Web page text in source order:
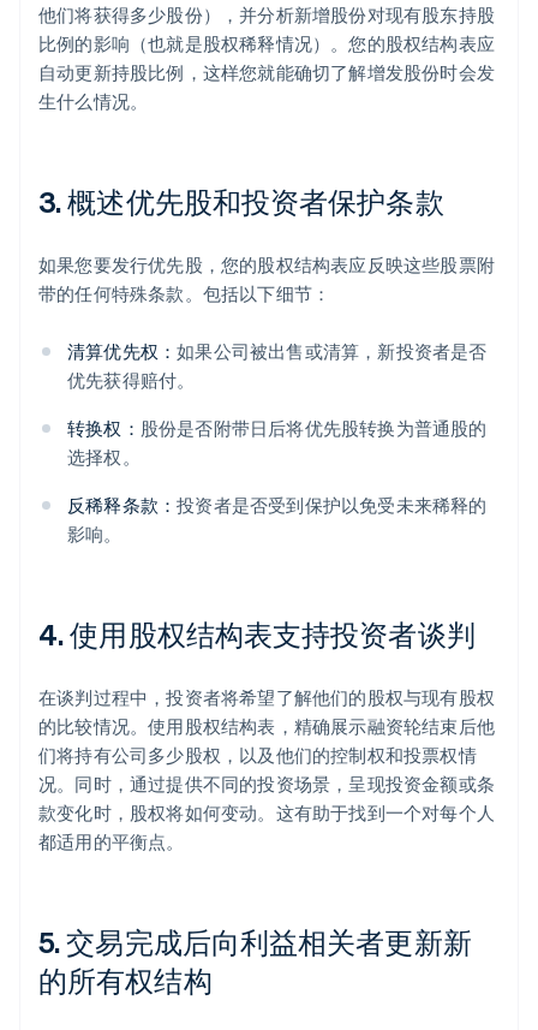
他们将获得多少股份），并分析新增股份对现有股东持股
比例的影响（也就是股权稀释情况）。您的股权结构表应
自动更新持股比例，这样您就能确切了解增发股份时会发
生什么情况。
3. 概述优先股和投资者保护条款
如果您要发行优先股，您的股权结构表应反映这些股票附
带的任何特殊条款。包括以下细节：
清算优先权：如果公司被出售或清算，新投资者是否
优先获得赔付。
转换权： 股份是否附带日后将优先股转换为普通股的
选择权。
反稀释条款：投资者是否受到保护以免受未来稀释的
影响。
4. 使用股权结构表支持投资者谈判
在谈判过程中，投资者将希望了解他们的股权与现有股权
的比较情况。使用股权结构表，精确展示融资轮结束后他
们将持有公司多少股权，以及他们的控制权和投票权情
况。同时，通过提供不同的投资场景，呈现投资金额或条
款变化时，股权将如何变动。这有助于找到一个对每个人
都适用的平衡点。
5. 交易完成后向利益相关者更新新
的所有权结构